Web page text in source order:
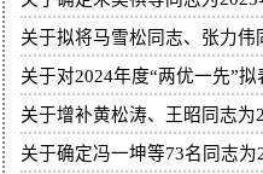
关于拟将马雪松同志、张力
关于对2024年度“两优一先”
关于增补黄松涛、王昭同志
关于确定冯一坤等73名同志